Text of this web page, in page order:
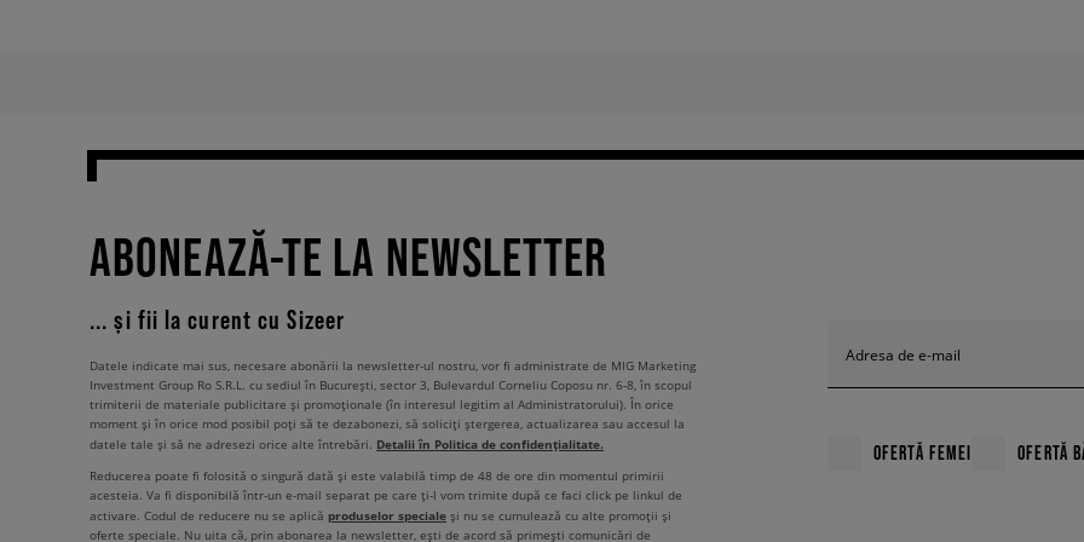
ABONEAZĂ-TE LA NEWSLETTER
... și fii la curent cu Sizeer
Adresa de e-mail
OFERTĂ FEMEI OFERTĂ
Datele indicate mai sus, necesare abonării la newsletter-ul nostru, vor fi administrate de MIG Marketing
Investment Group Ro S.R.L. cu sediul în București, sector 3, Bulevardul Corneliu Coposu nr. 6-8, în scopul
trimiterii de materiale publicitare și promoționale (în interesul legitim al Administratorului). În orice
moment și în orice mod posibil poți să te dezabonezi, să soliciți ștergerea, actualizarea sau accesul la
datele tale și să ne adresezi orice alte întrebări. Detalii în Politica de confidențialitate.
Reducerea poate fi folosită o singură dată și este valabilă timp de 48 de ore din momentul primirii
acesteia. Va fi disponibilă într-un e-mail separat pe care ți-l vom trimite după ce faci click pe linkul de
activare. Codul de reducere nu se aplică produselor speciale și nu se cumulează cu alte promoții și
oferte speciale. Nu uita că, prin abonarea la newsletter, ești de acord să primești comunicări de